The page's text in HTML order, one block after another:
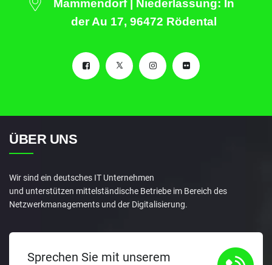
Mammendorf | Niederlassung: In
der Au 17, 96472 Rödental
ÜBER UNS
Wir sind ein deutsches IT Unternehmen
und unterstützen mittelständische Betriebe im Bereich des
Netzwerkmanagements und der Digitalisierung.
Sprechen Sie mit unserem